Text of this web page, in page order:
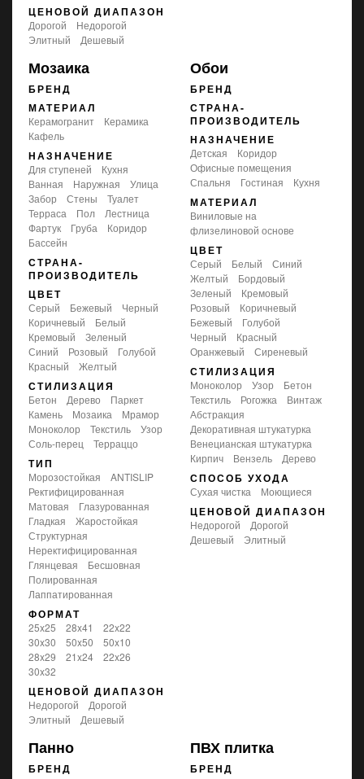
ЦЕНОВОЙ ДИАПАЗОН
Дорогой
Недорогой
Элитный
Дешевый
Мозаика
БРЕНД
МАТЕРИАЛ
Керамогранит
Керамика
Кафель
НАЗНАЧЕНИЕ
для ступеней
кухня
ванная
наружная
улица
забор
стены
туалет
терраса
пол
лестница
фартук
груба
коридор
бассейн
СТРАНА-
ПРОИЗВОДИТЕЛЬ
ЦВЕТ
серый бежевый
черный
коричневый
белый
кремовый
зеленый
синий
розовый
голубой
красный
желтый
СТИЛИЗАЦИЯ
бетон дерево
паркет
камень
мозаика
мрамор
моноколор
текстиль
узор
соль-перец
терраццо
ТИП
морозостойкая
ANTISLIP
ректифицированная
матовая
глазурованная
гладкая
жаростойкая
структурная
неректифицированная
глянцевая
бесшовная
полированная
лаппатированная
ФОРМАТ
25x25 28x41
22x22
30x30
50x50
50x10
28x29
21x24
22x26
30x32
ЦЕНОВОЙ ДИАПАЗОН
Недорогой
Дорогой
Элитный
Дешевый
Обои
БРЕНД
СТРАНА-
ПРОИЗВОДИТЕЛЬ
НАЗНАЧЕНИЕ
детская
коридор
офисные помещения
спальня
гостиная кухня
МАТЕРИАЛ
виниловые на
флизелиновой основе
ЦВЕТ
серый белый
синий
желтый
бордовый
зеленый
кремовый
розовый
коричневый
бежевый
голубой
черный
красный
оранжевый
сиреневый
СТИЛИЗАЦИЯ
моноколор узор
бетон
текстиль
рогожка
винтаж
абстракция
декоративная штукатурка
венецианская штукатурка
кирпич
вензель дерево
СПОСОБ УХОДА
сухая чистка моющиеся
ЦЕНОВОЙ ДИАПАЗОН
Недорогой
Дорогой
Дешевый
Элитный
Панно
БРЕНД
ПВХ плитка
БРЕНД